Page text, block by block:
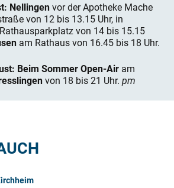
Nellingenvor der Apotheke Mache
von 12 bis 13.15 Uhr, in
von 14 bis 15.15
am Rathaus von 16.45 bis 18 Uhr.
Beim Sommer Open-Air am
von 18 bis 21 Uhr. pm